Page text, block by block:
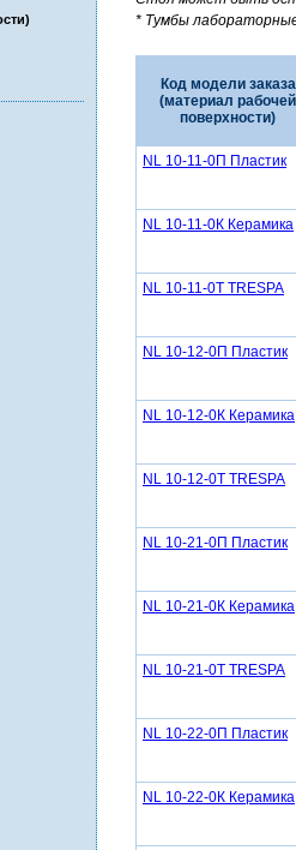
* Тумбы
Код модели заказа
(материал рабочей
поверхности)
NL 10-11-0П Пластик
NL 10-11-0К Керамика
NL 10-11-0Т TRESPA
NL 10-12-0П Пластик
NL 10-12-0К Керамика
NL 10-12-0Т TRESPA
NL 10-21-0П Пластик
NL 10-21-0К Керамика
NL 10-21-0Т TRESPA
NL 10-22-0П Пластик
NL 10-22-0К Керамика